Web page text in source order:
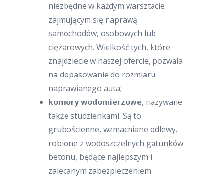
niezbędne w każdym warsztacie
zajmującym się naprawą
samochodów, osobowych lub
ciężarowych. Wielkość tych, które
znajdziecie w naszej ofercie, pozwala
na dopasowanie do rozmiaru
naprawianego auta;
komory wodomierzowe, nazywane
także studzienkami. Są to
grubościenne, wzmacniane odlewy,
robione z wodoszczelnych gatunków
betonu, będące najlepszym i
zalecanym zabezpieczeniem